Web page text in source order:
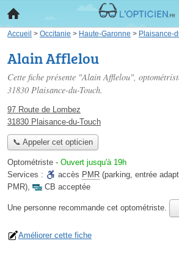
Accueil > Occitanie > Haute-Garonne > Plaisance-
Alain Afflelou
Cette fiche présente "Alain Afflelou",
31830 Plaisance-du-Touch.
97 Route de Lombez
31830 Plaisance-du-Touch
📞 Appeler cet opticien
Optométriste - Ouvert jusqu'à 19h
Services :
accès PMR (parking, entrée
PMR), CB acceptée
Une personne recommande cet optométriste.
Améliorer cette fiche